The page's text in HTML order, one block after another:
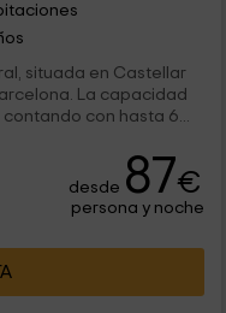
situada en Castellar
La capacidad
con hasta 6...
desde 87€
persona y noche